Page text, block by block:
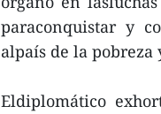
paraconquistar y
alpaís de la pobreza
Eldiplomático